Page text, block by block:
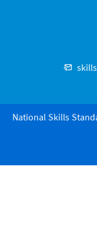
National Skills